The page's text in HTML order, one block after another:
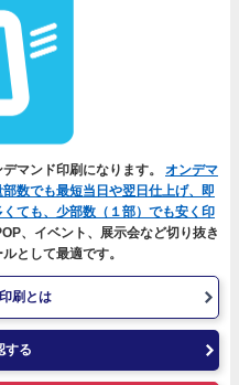
マンド印刷になります。 オンデマ
数でも最短当日や翌日仕上げ、即
ても、少部数（１部）でも安く印
、イベント、展示会など切り抜き
として最適です。
刷とは
する